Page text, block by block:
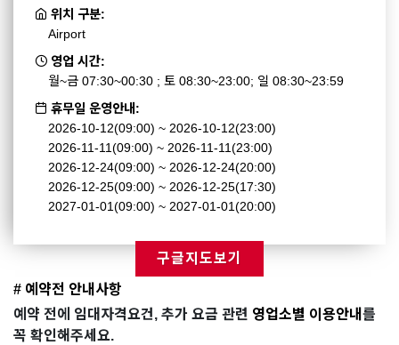
위치 구분:
Airport
영업 시간:
월~금 07:30~00:30 ; 토 08:30~23:00; 일 08:30~23:59
휴무일 운영안내:
2026-10-12(09:00) ~ 2026-10-12(23:00)
2026-11-11(09:00) ~ 2026-11-11(23:00)
2026-12-24(09:00) ~ 2026-12-24(20:00)
2026-12-25(09:00) ~ 2026-12-25(17:30)
2027-01-01(09:00) ~ 2027-01-01(20:00)
구글지도보기
# 예약전 안내사항
예약 전에 임대자격요건, 추가 요금 관련 영업소별 이용안내 를
꼭 확인해주세요.